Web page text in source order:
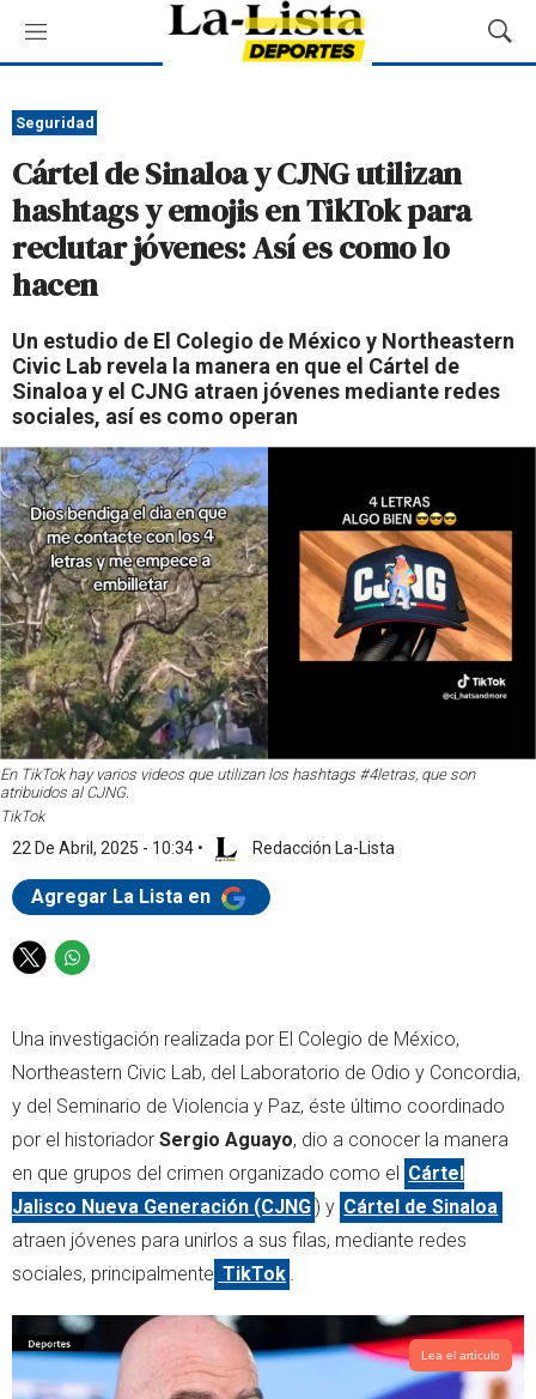
M
e
ú
M
o
e
a
Seguridad
Cártel de Sinaloa y CJNG utilizan
hashtags y emojis en TikTok para
reclutar jóvenes: Así es como lo
hacen
Un estudio de El Colegio de México y Northeastern
Civic Lab revela la manera en que el Cártel de
Sinaloa y el CJNG atraen jóvenes mediante redes
sociales, así es como operan
En TikTok hay varios videos que utilizan los hashtags #4letras, que son
atribuidos al CJNG.
TikTok
22 De Abril, 2025 - 10:34 • Redacción La-Lista
Agregar La Lista en
T
t
t
e
r
W
t
s
p
p
Una investigación realizada por El Colegio de México,
Northeastern Civic Lab, del Laboratorio de Odio y Concordia,
y del Seminario de Violencia y Paz, éste último coordinado
por el historiador Sergio Aguayo, dio a conocer la manera
en que grupos del crimen organizado como el
Cártel
Jalisco Nueva Generación (CJNG ) y Cártel de Sinaloa
atraen jóvenes para unirlos a sus filas, mediante redes
sociales, principalmente TikTok .
Lea el artículo